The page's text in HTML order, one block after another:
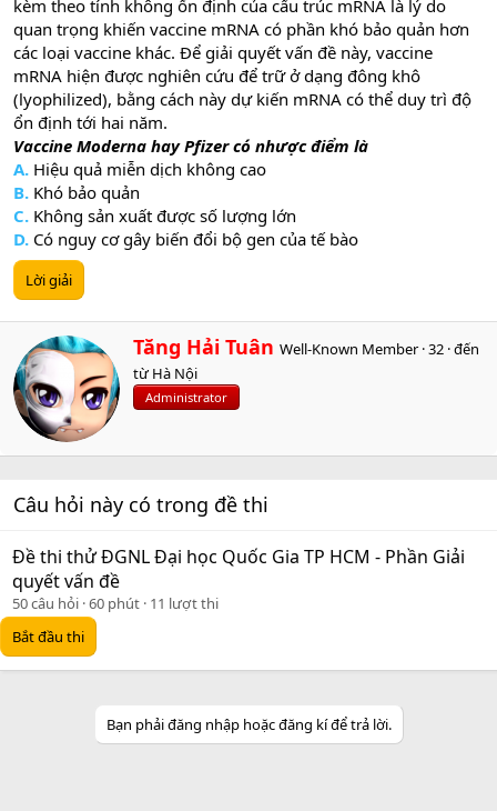
kèm theo tính không ổn định của cấu trúc mRNA là lý do
quan trọng khiến vaccine mRNA có phần khó bảo quản hơn
các loại vaccine khác. Để giải quyết vấn đề này, vaccine
mRNA hiện được nghiên cứu để trữ ở dạng đông khô
(lyophilized), bằng cách này dự kiến mRNA có thể duy trì độ
ổn định tới hai năm.
Vaccine Moderna hay Pfizer có nhược điểm là
A. Hiệu quả miễn dịch không cao
B. Khó bảo quản
C. Không sản xuất được số lượng lớn
D. Có nguy cơ gây biến đổi bộ gen của tế bào
Lời giải
W
i
t
n
y
Tăng Hải Tuân Well-Known Member ·32 ·đến
từ Hà Nội
Administrator
Câu hỏi này có trong đề thi
Đề thi thử ĐGNL Đại học Quốc Gia TP HCM - Phần Giải
quyết vấn đề
50 câu hỏi 60 phút 11 lượt thi
Bắt đầu thi
Bạn phải đăng nhập hoặc đăng kí để trả lời.